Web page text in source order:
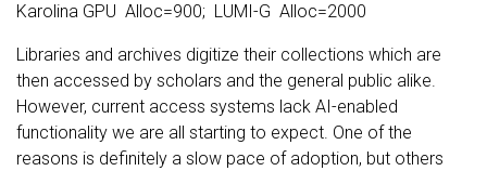
Karolina GPU Alloc=900; LUMI-G Alloc=2000
Libraries and archives digitize their collections which are
then accessed by scholars and the general public alike.
However, current access systems lack AI-enabled
functionality we are all starting to expect. One of the
reasons is definitely a slow pace of adoption, but others